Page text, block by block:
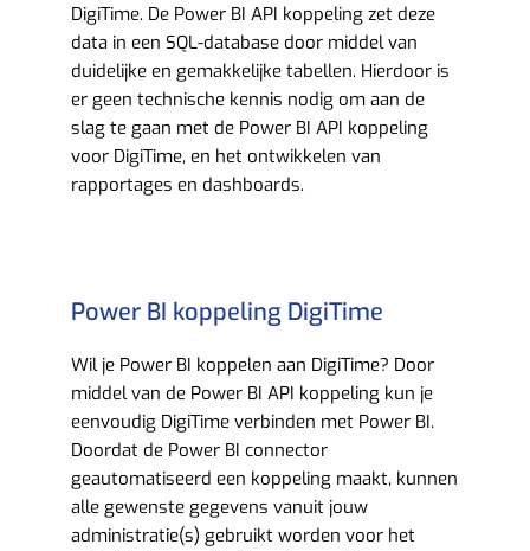
Power BI koppeling DigiTime
Wil je Power BI koppelen aan DigiTime? Door
middel van de Power BI API koppeling kun je
eenvoudig DigiTime verbinden met Power BI.
Doordat de Power BI connector
geautomatiseerd een koppeling maakt, kunnen
alle gewenste gegevens vanuit jouw
administratie(s) gebruikt worden voor het
DigiTime. De Power BI API koppeling zet deze
data in een SQL-database door middel van
duidelijke en gemakkelijke tabellen. Hierdoor is
er geen technische kennis nodig om aan de
slag te gaan met de Power BI API koppeling
voor DigiTime, en het ontwikkelen van
rapportages en dashboards.